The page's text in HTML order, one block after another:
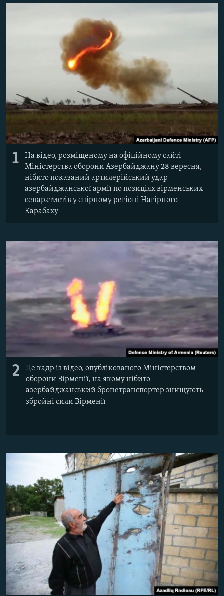
СВІДЧЕННЯ ОКУПАЦІЇ
УКРАЇНСЬКА ПРОБЛЕМА КРИМУ
Усі сайти RFE/RL
1
На відео, розміщеному на офіційному сайті
Міністерства оборони Азербайджану 28 вересня,
нібито показаний артилерійський удар
азербайджанської армії по позиціях вірменських
сепаратистів у спірному регіоні Нагірного
Карабаху
2
Це кадр із відео, опублікованого Міністерством
оборони Вірменії, на якому нібито
азербайджанський бронетранспортер знищують
збройні сили Вірменії